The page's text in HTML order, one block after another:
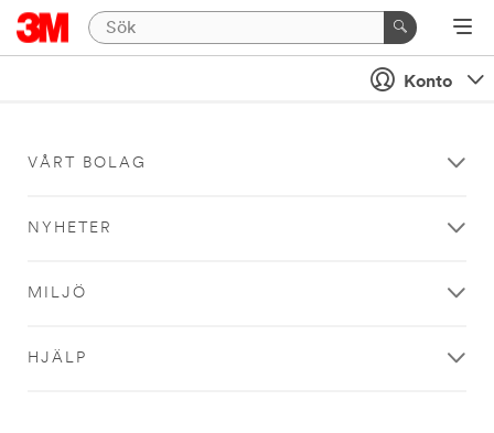
Konto
VÅRT BOLAG
NYHETER
MILJÖ
HJÄLP